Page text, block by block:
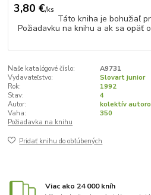
3,80 €/ks
Táto kniha je bohužiaľ
Požiadavku na knihu a ak sa opäť
Naše katalógové číslo:
A9731
Vydavateľstvo:
Slovart junior
Rok:
1992
Stav:
4
Autor:
kolektív
Vaha:
350
Požiadavka na knihu
Pridať knihu do obľúbených
Viac ako 24 000 kníh